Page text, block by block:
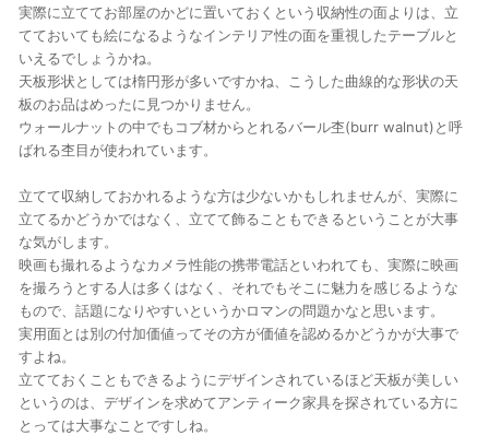
実際に立ててお部屋のかどに置いておくという収納性の面よりは、立
てておいても絵になるようなインテリア性の面を重視したテーブルと
いえるでしょうかね。
天板形状としては楕円形が多いですかね、こうした曲線的な形状の天
板のお品はめったに見つかりません。
ウォールナットの中でもコブ材からとれるバール杢(burr walnut)と呼
ばれる杢目が使われています。
立てて収納しておかれるような方は少ないかもしれませんが、実際に
立てるかどうかではなく、立てて飾ることもできるということが大事
な気がします。
映画も撮れるようなカメラ性能の携帯電話といわれても、実際に映画
を撮ろうとする人は多くはなく、それでもそこに魅力を感じるような
もので、話題になりやすいというかロマンの問題かなと思います。
実用面とは別の付加価値ってその方が価値を認めるかどうかが大事で
すよね。
立てておくこともできるようにデザインされているほど天板が美しい
というのは、デザインを求めてアンティーク家具を探されている方に
とっては大事なことですしね。